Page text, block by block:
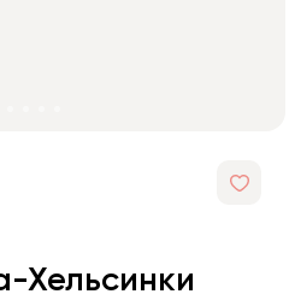
Хельсинки